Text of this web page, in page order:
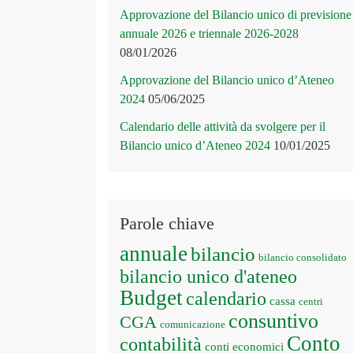
Approvazione del Bilancio unico di previsione
annuale 2026 e triennale 2026-2028
08/01/2026
Approvazione del Bilancio unico d’Ateneo
2024 05/06/2025
Calendario delle attività da svolgere per il
Bilancio unico d’Ateneo 2024 10/01/2025
Parole chiave
annualebilancio bilancio consolidato
bilancio unico d'ateneo
Budgetcalendario cassa centri
CGA comunicazione consuntivo
contabilità conti economici Conto